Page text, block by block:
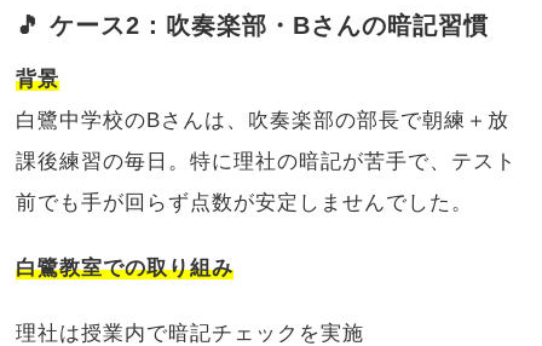
🎵 ケース2：吹奏楽部・Bさんの暗記習慣
背景
白鷺中学校のBさんは、吹奏楽部の部長で朝練＋放
課後練習の毎日。特に理社の暗記が苦手で、テスト
前でも手が回らず点数が安定しませんでした。
白鷺教室での取り組み
理社は授業内で暗記チェックを実施